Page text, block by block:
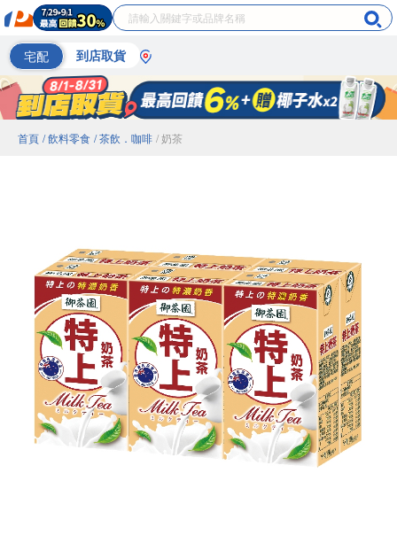
宅配 到店取貨
首頁 / 飲料零食 / 茶飲．咖啡 / 奶茶